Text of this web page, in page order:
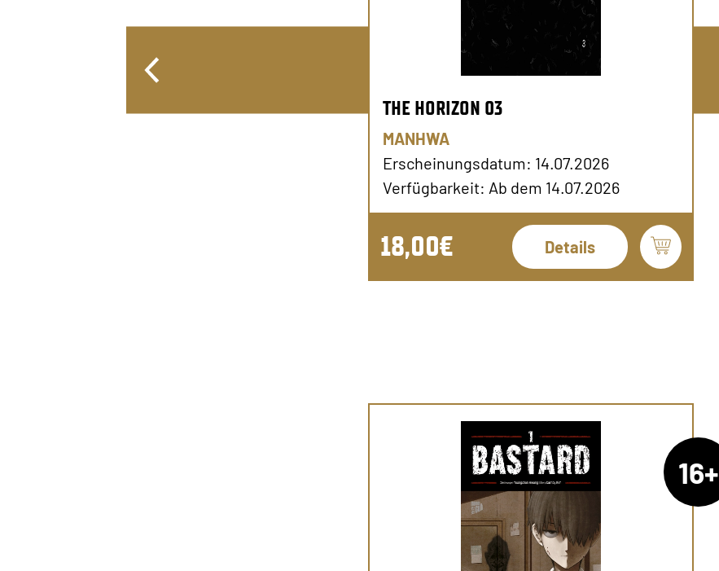
THE HORIZON 03
MANHWA
Erscheinungsdatum: 14.07.2026
Verfügbarkeit: Ab dem 14.07.2026
18,00€ Details
16+